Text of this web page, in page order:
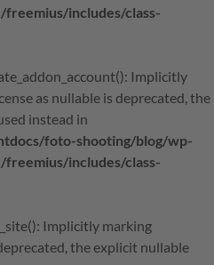
includes/class-
Implicitly
as nullable is deprecated, the
instead in
foto-shooting/blog/wp-
includes/class-
Implicitly marking
the explicit nullable